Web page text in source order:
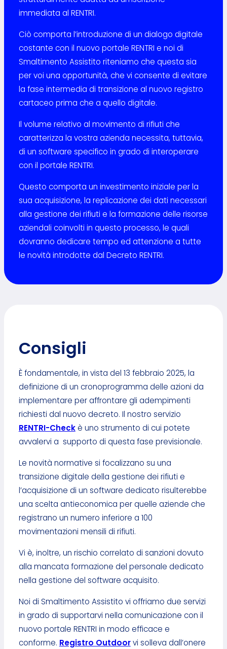
immediata al RENTRI.
Ciò comporta l’introduzione di un dialogo digitale
costante con il nuovo portale RENTRI e noi di
Smaltimento Assistito riteniamo che questa sia
per voi una opportunità, che vi consente di evitare
la fase intermedia di transizione al nuovo registro
cartaceo prima che a quello digitale.
Il volume relativo al movimento di rifiuti che
caratterizza la vostra azienda necessita, tuttavia,
di un software specifico in grado di interoperare
con il portale RENTRI.
Questo comporta un investimento iniziale per la
sua acquisizione, la replicazione dei dati necessari
alla gestione dei rifiuti e la formazione delle risorse
aziendali coinvolti in questo processo, le quali
dovranno dedicare tempo ed attenzione a tutte
le novità introdotte dal Decreto RENTRI.
Consigli
È fondamentale, in vista del 13 febbraio 2025, la
definizione di un cronoprogramma delle azioni da
implementare per affrontare gli adempimenti
richiesti dal nuovo decreto. Il nostro servizio
RENTRI-Checkè uno strumento di cui potete
avvalervi a supporto di questa fase previsionale.
Le novità normative si focalizzano su una
transizione digitale della gestione dei rifiuti e
l’acquisizione di un software dedicato risulterebbe
una scelta antieconomica per quelle aziende che
registrano un numero inferiore a 100
movimentazioni mensili di rifiuti.
Vi è, inoltre, un rischio correlato di sanzioni dovuto
alla mancata formazione del personale dedicato
nella gestione del software acquisito.
Noi di Smaltimento Assistito vi offriamo due servizi
in grado di supportarvi nella comunicazione con il
nuovo portale RENTRI in modo efficace e
conforme. Registro Outdoorvi solleva dall’onere